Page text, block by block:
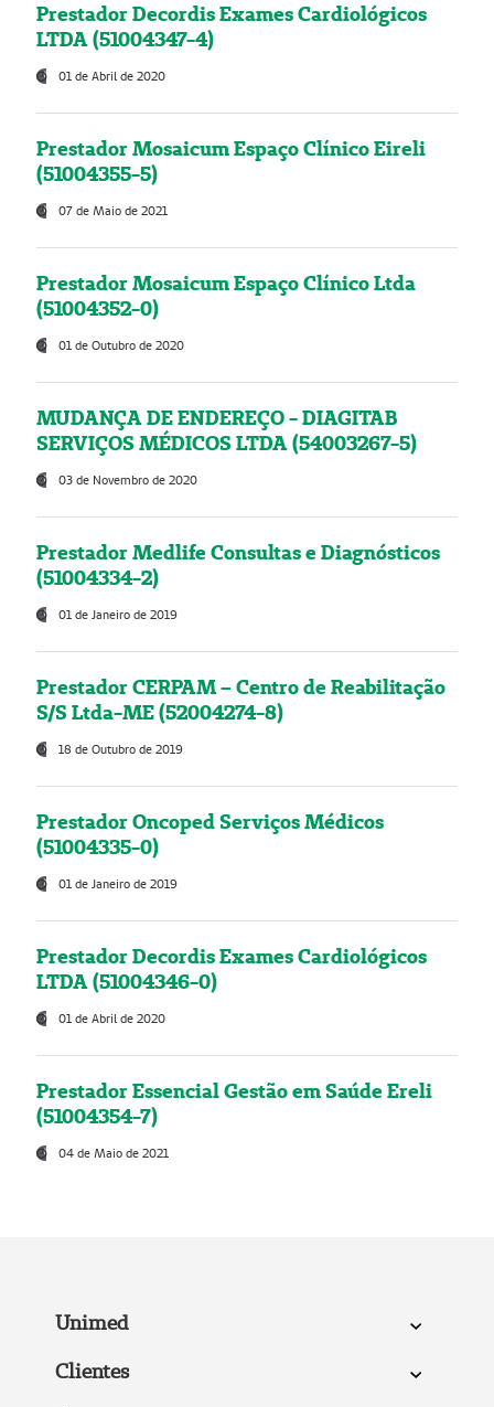
Prestador Decordis Exames Cardiológicos
LTDA (51004347-4)
01 de Abril de 2020
Prestador Mosaicum Espaço Clínico Eireli
(51004355-5)
07 de Maio de 2021
Prestador Mosaicum Espaço Clínico Ltda
(51004352-0)
01 de Outubro de 2020
MUDANÇA DE ENDEREÇO - DIAGITAB
SERVIÇOS MÉDICOS LTDA (54003267-5)
03 de Novembro de 2020
Prestador Medlife Consultas e Diagnósticos
(51004334-2)
01 de Janeiro de 2019
Prestador CERPAM – Centro de Reabilitação
S/S Ltda-ME (52004274-8)
18 de Outubro de 2019
Prestador Oncoped Serviços Médicos
(51004335-0)
01 de Janeiro de 2019
Prestador Decordis Exames Cardiológicos
LTDA (51004346-0)
01 de Abril de 2020
Prestador Essencial Gestão em Saúde Ereli
(51004354-7)
04 de Maio de 2021
Unimed
Clientes